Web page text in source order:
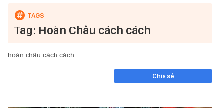
Tag: Hoàn Châu cách cách
hoàn châu cách cách
Chia sẻ